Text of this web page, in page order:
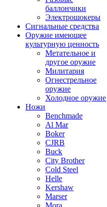
баллончики
Электрошокеры
Сигнальные средства
Оружие имеющее
культурную ценность
Метательное и
другое оружие
Милитария
Огнестрельное
оружие
Холодное оружие
Ножи
Benchmade
Al Mar
Boker
CJRB
Buck
City Brother
Cold Steel
Helle
Kershaw
Marser
Mora